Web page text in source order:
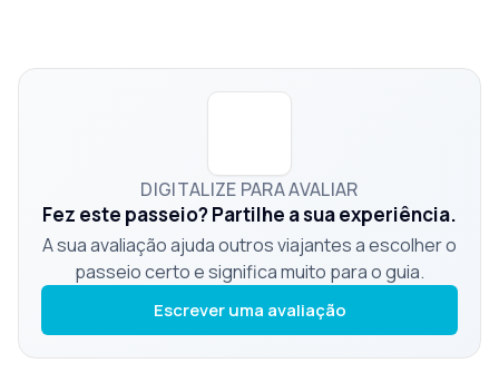
DIGITALIZE PARA AVALIAR
Fez este passeio? Partilhe a sua experiência.
A sua avaliação ajuda outros viajantes a escolher o
passeio certo e significa muito para o guia.
Escrever uma avaliação